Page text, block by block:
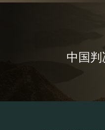
中国